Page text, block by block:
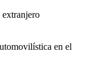
extranjero
en el